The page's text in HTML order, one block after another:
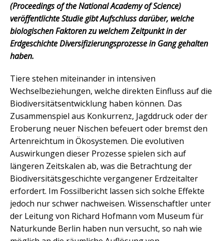
(Proceedings of the National Academy of Science)
veröffentlichte Studie gibt Aufschluss darüber, welche
biologischen Faktoren zu welchem Zeitpunkt in der
Erdgeschichte Diversifizierungsprozesse in Gang gehalten
haben.
Tiere stehen miteinander in intensiven
Wechselbeziehungen, welche direkten Einfluss auf die
Biodiversitätsentwicklung haben können. Das
Zusammenspiel aus Konkurrenz, Jagddruck oder der
Eroberung neuer Nischen befeuert oder bremst den
Artenreichtum in Ökosystemen. Die evolutiven
Auswirkungen dieser Prozesse spielen sich auf
längeren Zeitskalen ab, was die Betrachtung der
Biodiversitätsgeschichte vergangener Erdzeitalter
erfordert. Im Fossilbericht lassen sich solche Effekte
jedoch nur schwer nachweisen. Wissenschaftler unter
der Leitung von Richard Hofmann vom Museum für
Naturkunde Berlin haben nun versucht, so nah wie